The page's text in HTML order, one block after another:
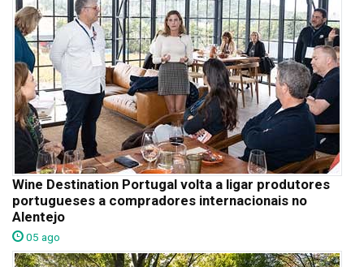
Wine Destination Portugal volta a ligar produtores
portugueses a compradores internacionais no
Alentejo
05 ago